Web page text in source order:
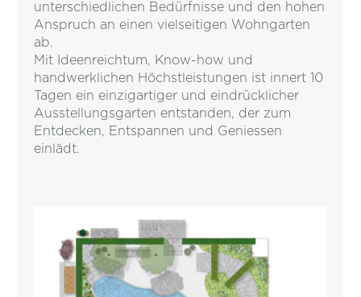
unterschiedlichen Bedürfnisse und den hohen
Anspruch an einen vielseitigen Wohngarten
ab.
Mit Ideenreichtum, Know-how und
handwerklichen Höchstleistungen ist innert 10
Tagen ein einzigartiger und eindrücklicher
Ausstellungsgarten entstanden, der zum
Entdecken, Entspannen und Geniessen
einlädt.